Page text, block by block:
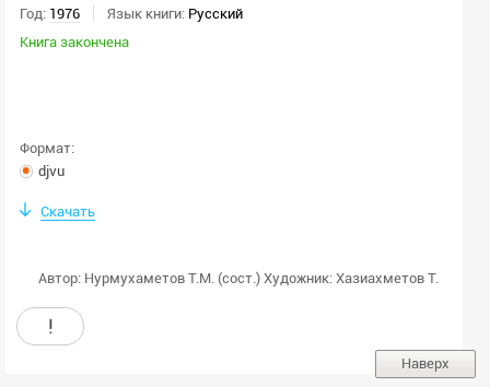
Год: 1976 Язык книги: Русский
Книга закончена
Формат:
djvu
Скачать
Автор: Нурмухаметов Т.М. (сост.) Художник: Хазиахметов Т.
!
Наверх